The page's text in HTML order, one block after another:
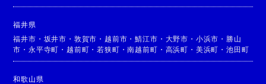
福井県
福井市 ・ 坂井市 ・ 敦賀市 ・ 越前市 ・鯖江市 ・ 大野市 ・ 小浜市 ・ 勝山
市 ・永平寺町 ・ 越前町 ・若狭町 ・南越前町 ・ 高浜町 ・ 美浜町 ・ 池田町
和歌山県